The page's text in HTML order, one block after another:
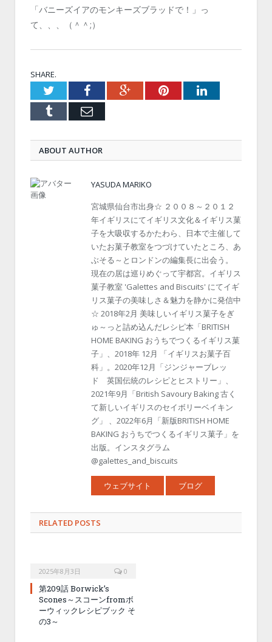
「バニーズイアのモンキーズブラッドで！」っ
て、、、（＾＾;）
SHARE.
TwitterFacebookGoogle+PinterestLinkedIn
Tumblr Email
ABOUT AUTHOR
YASUDA MARIKO
宮城県仙台市出身☆ ２００８～２０１２
年イギリスにてイギリス文化＆イギリス菓
子を大吸収するかたわら、日本で主催して
いたお菓子教室をつづけていたところ、あ
ぶそる～とロンドンの編集長に出会う。
現在の居は巡りめぐって宇都宮。イギリス
菓子教室 'Galettes and Biscuits' にてイギ
リス菓子の美味しさ＆魅力を静かに発信中
☆ 2018年2月 美味しいイギリス菓子をぎ
ゅ～っと詰め込んだレシピ本「BRITISH
HOME BAKING おうちでつくるイギリス菓
子」、2018年 12月 「イギリスお菓子百
科」。2020年12月「ジンジャーブレッ
ド 英国伝統のレシピとヒストリー」、
2021年9月「British Savoury Baking 古く
て新しいイギリスのセイボリーベイキン
グ」 、2022年6月「新版BRITISH HOME
BAKING おうちでつくるイギリス菓子」を
出版。インスタグラム
@galettes_and_biscuits
ウェブサイト ブログ
RELATED POSTS
2025年8月3日 0
第209話 Borwick’s
Scones～スコーンfromボ
ーウィックレシピブック そ
の3～